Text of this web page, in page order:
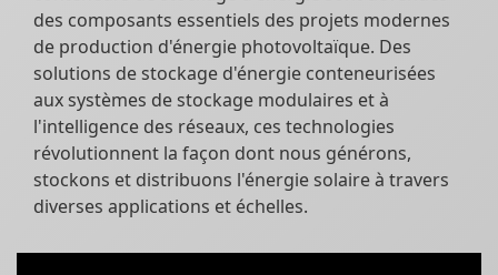
des composants essentiels des projets modernes
de production d'énergie photovoltaïque. Des
solutions de stockage d'énergie conteneurisées
aux systèmes de stockage modulaires et à
l'intelligence des réseaux, ces technologies
révolutionnent la façon dont nous générons,
stockons et distribuons l'énergie solaire à travers
diverses applications et échelles.